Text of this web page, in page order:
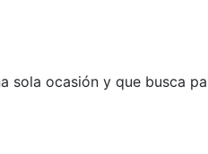
sola ocasión y que busca